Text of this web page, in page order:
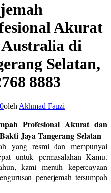
Akurat
Australia di
Selatan,
8883
oleh Akhmad Fauzi
Profesional Akurat dan
Jaya Tangerang Selatan –
yang resmi dan mempunyai
untuk permasalahan Kamu.
kami meraih kepercayaan
penerjemah tersumpah